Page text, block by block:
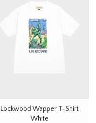
Lockwood Wapper T-Shirt
White